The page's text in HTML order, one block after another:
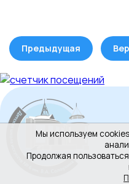
Мы используем
Продолжая
Предыдущая